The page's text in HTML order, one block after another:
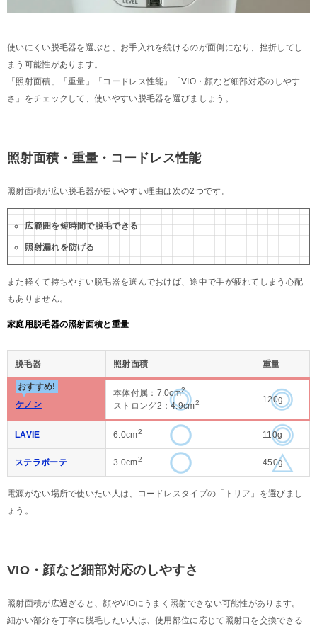
使いにくい脱毛器を選ぶと、お手入れを続けるのが面倒になり、挫折してし
まう可能性があります。
「照射面積」「重量」「コードレス性能」「VIO・顔など細部対応のしやす
さ」をチェックして、使いやすい脱毛器を選びましょう。
照射面積・重量・コードレス性能
照射面積が広い脱毛器が使いやすい理由は次の2つです。
広範囲を短時間で脱毛できる
照射漏れを防げる
また軽くて持ちやすい脱毛器を選んでおけば、途中で手が疲れてしまう心配
もありません。
家庭用脱毛器の照射面積と重量
脱毛器 照射面積 重量
おすすめ!
ケノン
本体付属：7.0cm2
ストロング2：4.9cm2 120g
LAVIE 6.0cm2 110g
ステラボーテ 3.0cm2 450g
電源がない場所で使いたい人は、コードレスタイプの「トリア」を選びまし
ょう。
VIO・顔など細部対応のしやすさ
照射面積が広過ぎると、顔やVIOにうまく照射できない可能性があります。
細かい部分を丁寧に脱毛したい人は、使用部位に応じて照射口を交換できる